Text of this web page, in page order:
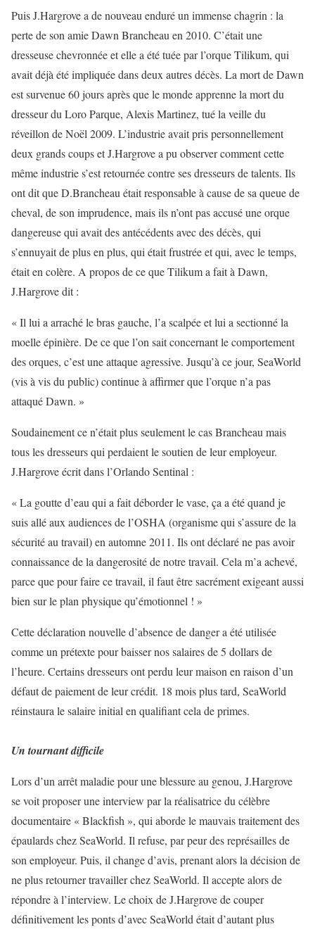
Puis J.Hargrove a de nouveau enduré un immense chagrin : la
perte de son amie Dawn Brancheau en 2010. C’était une
dresseuse chevronnée et elle a été tuée par l’orque Tilikum, qui
avait déjà été impliquée dans deux autres décès. La mort de Dawn
est survenue 60 jours après que le monde apprenne la mort du
dresseur du Loro Parque, Alexis Martinez, tué la veille du
réveillon de Noël 2009. L’industrie avait pris personnellement
deux grands coups et J.Hargrove a pu observer comment cette
même industrie s’est retournée contre ses dresseurs de talents. Ils
ont dit que D.Brancheau était responsable à cause de sa queue de
cheval, de son imprudence, mais ils n’ont pas accusé une orque
dangereuse qui avait des antécédents avec des décès, qui
s’ennuyait de plus en plus, qui était frustrée et qui, avec le temps,
était en colère. A propos de ce que Tilikum a fait à Dawn,
J.Hargrove dit :
« Il lui a arraché le bras gauche, l’a scalpée et lui a sectionné la
moelle épinière. De ce que l’on sait concernant le comportement
des orques, c’est une attaque agressive. Jusqu’à ce jour, SeaWorld
(vis à vis du public) continue à affirmer que l’orque n’a pas
attaqué Dawn. »
Soudainement ce n’était plus seulement le cas Brancheau mais
tous les dresseurs qui perdaient le soutien de leur employeur.
J.Hargrove écrit dans l’Orlando Sentinal :
« La goutte d’eau qui a fait déborder le vase, ça a été quand je
suis allé aux audiences de l’OSHA (organisme qui s’assure de la
sécurité au travail) en automne 2011. Ils ont déclaré ne pas avoir
connaissance de la dangerosité de notre travail. Cela m’a achevé,
parce que pour faire ce travail, il faut être sacrément exigeant aussi
bien sur le plan physique qu’émotionnel ! »
Cette déclaration nouvelle d’absence de danger a été utilisée
comme un prétexte pour baisser nos salaires de 5 dollars de
l’heure. Certains dresseurs ont perdu leur maison en raison d’un
défaut de paiement de leur crédit. 18 mois plus tard, SeaWorld
réinstaura le salaire initial en qualifiant cela de primes.
Un tournant difficile
Lors d’un arrêt maladie pour une blessure au genou, J.Hargrove
se voit proposer une interview par la réalisatrice du célèbre
documentaire « Blackfish », qui aborde le mauvais traitement des
épaulards chez SeaWorld. Il refuse, par peur des représailles de
son employeur. Puis, il change d’avis, prenant alors la décision de
ne plus retourner travailler chez SeaWorld. Il accepte alors de
répondre à l’interview. Le choix de J.Hargrove de couper
définitivement les ponts d’avec SeaWorld était d’autant plus